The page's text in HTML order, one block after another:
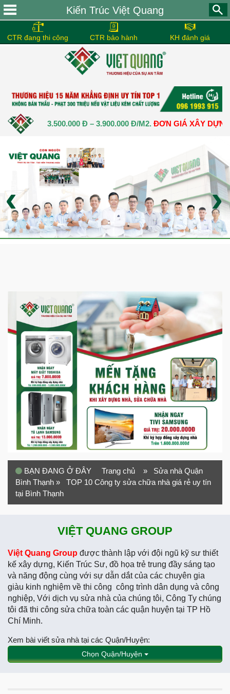
Kiến Trúc Việt Quang
CTR đang thi công CTR bảo hành KH đánh giá
3.500.000 Đ – 3.900.000 Đ/M2.ĐƠN GIÁ XÂY DỰNG NHÀ
›
‹
BẠN ĐANG Ở ĐÂY Trang chủ » Sửa nhà Quận
Bình Thạnh » TOP 10 Công ty sửa chữa nhà giá rẻ uy tín
tại Bình Thạnh
VIỆT QUANG GROUP
Việt Quang Group được thành lập với đội ngũ kỹ sư thiết
kế xây dựng, Kiến Trúc Sư, đồ họa trẻ trung đầy sáng tạo
và năng động cùng với sự dẫn dắt của các chuyên gia
giàu kinh nghiệm về thi công công trình dân dụng và công
nghiệp, Với dịch vụ sửa nhà của chúng tôi, Công Ty chúng
tôi đã thi công sửa chữa toàn các quận huyện tại TP Hồ
Chí Minh.
Xem bài viết sửa nhà tại các Quận/Huyện:
Chọn Quận/Huyện